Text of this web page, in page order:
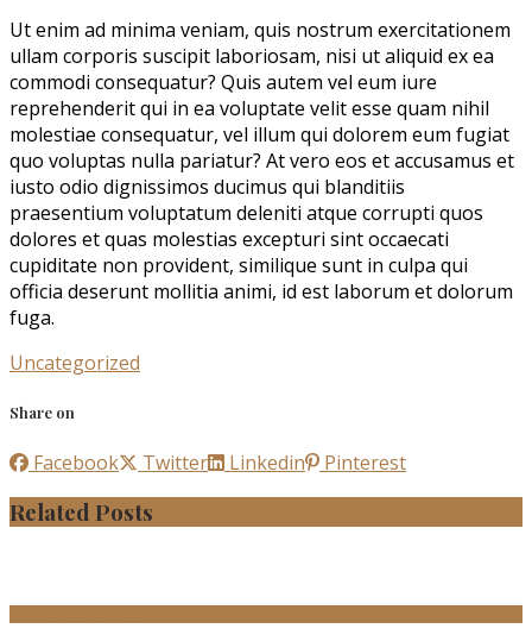
Ut enim ad minima veniam, quis nostrum exercitationem
ullam corporis suscipit laboriosam, nisi ut aliquid ex ea
commodi consequatur? Quis autem vel eum iure
reprehenderit qui in ea voluptate velit esse quam nihil
molestiae consequatur, vel illum qui dolorem eum fugiat
quo voluptas nulla pariatur? At vero eos et accusamus et
iusto odio dignissimos ducimus qui blanditiis
praesentium voluptatum deleniti atque corrupti quos
dolores et quas molestias excepturi sint occaecati
cupiditate non provident, similique sunt in culpa qui
officia deserunt mollitia animi, id est laborum et dolorum
fuga.
Uncategorized
Share on
Facebook Twitter Linkedin Pinterest
Related Posts